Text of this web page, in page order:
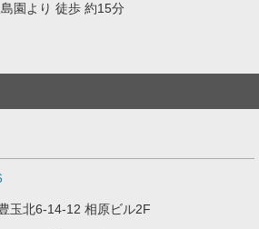
園より 徒歩 約15分
玉北6-14-12 相原ビル2F